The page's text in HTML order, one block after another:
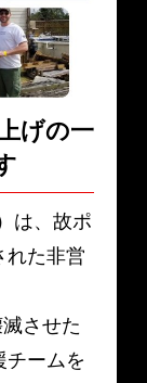
げの一
は、故ポ
れた非営
させた
チームを